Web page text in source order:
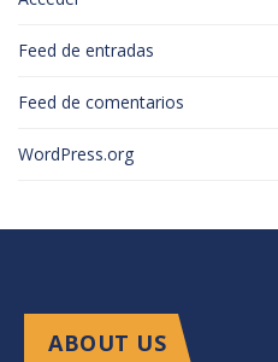
Feed de entradas
Feed de comentarios
WordPress.org
ABOUT US